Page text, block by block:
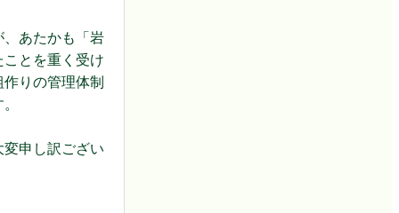
あたかも「岩
とを重く受け
りの管理体制
申し訳ござい